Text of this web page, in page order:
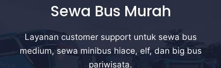
Sewa Bus Murah
Layanan customer support untuk sewa bus
medium, sewa minibus hiace, elf, dan big bus
pariwisata.